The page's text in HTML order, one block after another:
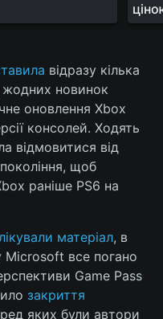
відразу кілька
жодних новинок
оновлення Xbox
консолей. Ходять
відмовитися від
щоб
раніше PS6 на
матеріал, в
все погано
Game Pass
закриття
яких були автори